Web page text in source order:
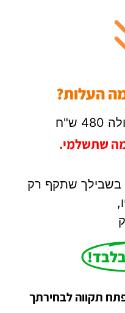
העלות?
ש"ח
שתשלמי.
בשבילך שתקף רק
תקווה לבחירתך